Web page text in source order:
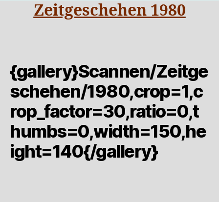
Zeitgeschehen 1980
{gallery}Scannen/Zeitge
schehen/1980,crop=1,c
rop_factor=30,ratio=0,t
humbs=0,width=150,he
ight=140{/gallery}